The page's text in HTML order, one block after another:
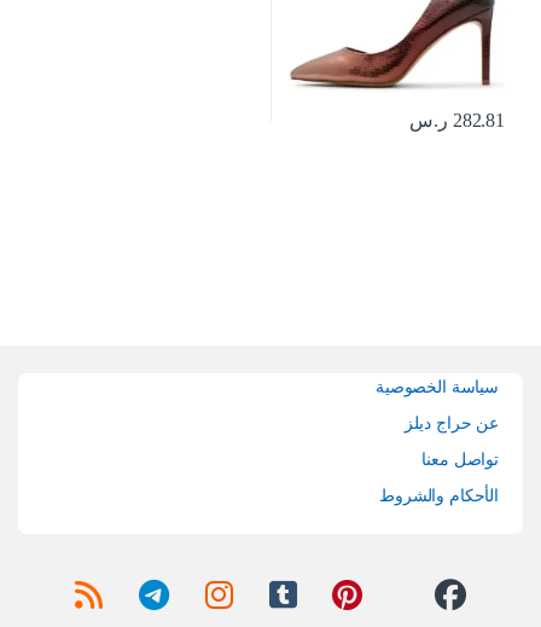
282.81 ر.س
سياسة الخصوصية
عن حراج ديلز
تواصل معنا
الأحكام والشروط